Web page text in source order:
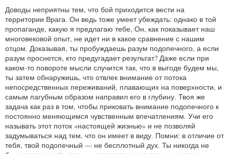
Доводы неприятны тем, что бой приходится вести на
территории Врага. Он ведь тоже умеет убеждать: однако в той
пропаганде, какую я предлагаю тебе, Он, как показывает наш
многовековой опыт, не идет ни в какое сравнение с нашим
отцом. Доказывая, ты пробуждаешь разум подопечного, а если
разум проснется, кто предугадает результат? Даже если при
каком‑то повороте мысли случится так, что в выгоде будем мы,
ты затем обнаружишь, что отвлек внимание от потока
непосредственных переживаний, плавающих на поверхности, и
самым пагубным образом направил его в глубину. Твоя же
задача как раз в том, чтобы приковать внимание подопечного к
постоянно меняющимся чувственным впечатлениям. Учи его
называть этот поток «настоящей жизнью» и не позволяй
задумываться над тем, что он имеет в виду. Помни: в отличие от
тебя, твой подопечный — не бесплотный дух. Ты никогда не